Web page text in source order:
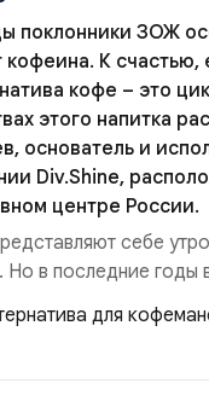
поклонники ЗОЖ
кофеина. К счастью,
кофе – это
этого напитка
основатель и
Div.Shine,
центре России.
себе
Но в последние годы
реальная
свойствах
Малышев,